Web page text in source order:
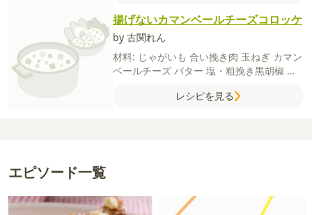
揚げないカマンベールチーズコロッケ
by 古関れん
材料: じゃがいも 合い挽き肉 玉ねぎ カマン
ベールチーズ バター 塩・粗挽き黒胡椒 パ
海苔枝豆など
レシピを見る
エピソード一覧